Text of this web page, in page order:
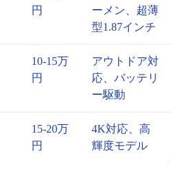
円
ーメン、超薄
型1.87インチ
10-15万
円
アウトドア対
応、バッテリ
ー駆動
15-20万
円
4K対応、高
輝度モデル